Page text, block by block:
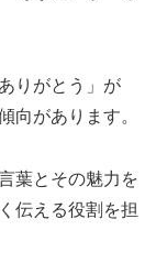
りがとう」が
向があります。
葉とその魅力を
伝える役割を担